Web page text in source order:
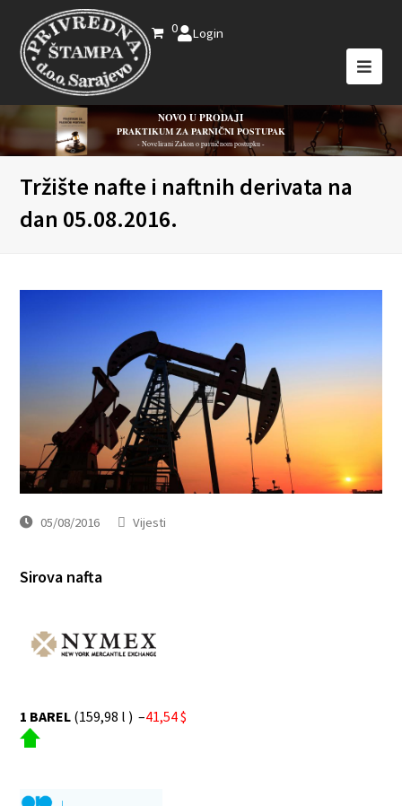
0 Login
NOVO U PRODAJI
PRAKTIKUM ZA PARNIČNI POSTUPAK
- Novelirani Zakon o parničnom postupku -
Tržište nafte i naftnih derivata na
dan 05.08.2016.
05/08/2016 Vijesti
Sirova nafta
1 BAREL (159,98 l ) –41,54 $